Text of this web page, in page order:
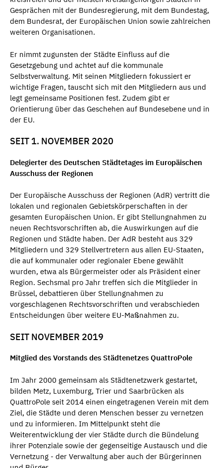
Gesprächen mit der Bundesregierung, mit dem Bundestag,
dem Bundesrat, der Europäischen Union sowie zahlreichen
weiteren Organisationen.
Er nimmt zugunsten der Städte Einfluss auf die
Gesetzgebung und achtet auf die kommunale
Selbstverwaltung. Mit seinen Mitgliedern fokussiert er
wichtige Fragen, tauscht sich mit den Mitgliedern aus und
legt gemeinsame Positionen fest. Zudem gibt er
Orientierung über das Geschehen auf Bundesebene und in
der EU.
SEIT 1. NOVEMBER 2020
Delegierter des Deutschen Städtetages im Europäischen
Ausschuss der Regionen
Der Europäische Ausschuss der Regionen (AdR) vertritt die
lokalen und regionalen Gebietskörperschaften in der
gesamten Europäischen Union. Er gibt Stellungnahmen zu
neuen Rechtsvorschriften ab, die Auswirkungen auf die
Regionen und Städte haben. Der AdR besteht aus 329
Mitgliedern und 329 Stellvertretern aus allen EU-Staaten,
die auf kommunaler oder regionaler Ebene gewählt
wurden, etwa als Bürgermeister oder als Präsident einer
Region. Sechsmal pro Jahr treffen sich die Mitglieder in
Brüssel, debattieren über Stellungnahmen zu
vorgeschlagenen Rechtsvorschriften und verabschieden
Entscheidungen über weitere EU-Maßnahmen zu.
SEIT NOVEMBER 2019
Mitglied des Vorstands des Städtenetzes QuattroPole
Im Jahr 2000 gemeinsam als Städtenetzwerk gestartet,
bilden Metz, Luxemburg, Trier und Saarbrücken als
QuattroPole seit 2014 einen eingetragenen Verein mit dem
Ziel, die Städte und deren Menschen besser zu vernetzen
und zu informieren. Im Mittelpunkt steht die
Weiterentwicklung der vier Städte durch die Bündelung
ihrer Potenziale sowie der gegenseitige Austausch und die
Vernetzung - der Verwaltung aber auch der Bürgerinnen